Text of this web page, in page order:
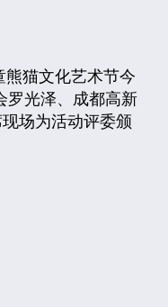
猫文化艺术节今
罗光泽、成都高新
场为活动评委颁